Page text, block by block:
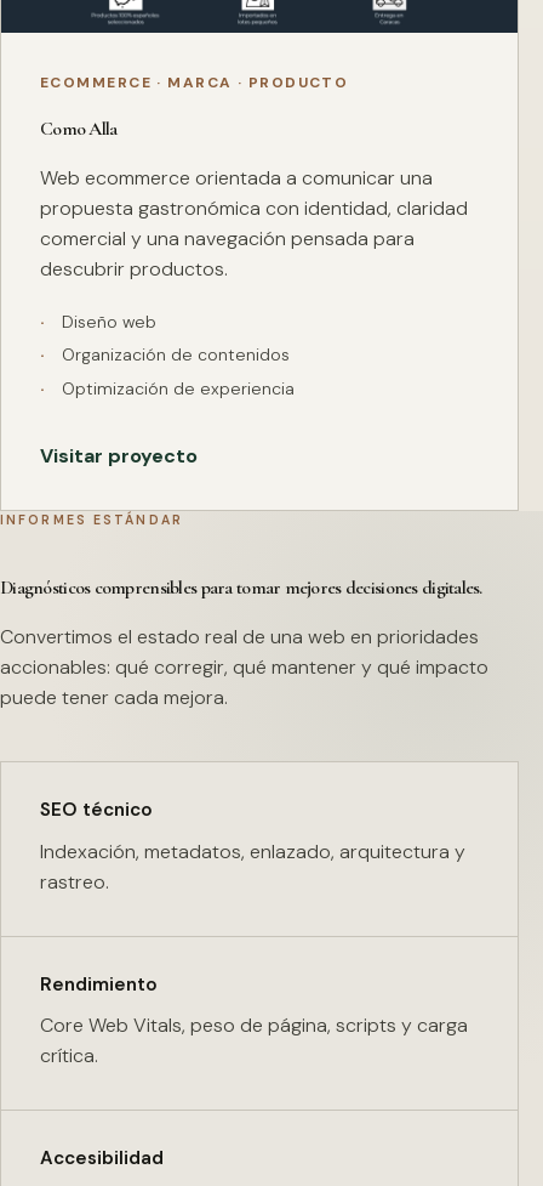
ECOMMERCE · MARCA · PRODUCTO
Como Alla
Web ecommerce orientada a comunicar una
propuesta gastronómica con identidad, claridad
comercial y una navegación pensada para
descubrir productos.
Diseño web
Organización de contenidos
Optimización de experiencia
Visitar proyecto
INFORMES ESTÁNDAR
Diagnósticos comprensibles para tomar mejores decisiones digitales.
Convertimos el estado real de una web en prioridades
accionables: qué corregir, qué mantener y qué impacto
puede tener cada mejora.
SEO técnico
Indexación, metadatos, enlazado, arquitectura y
rastreo.
Rendimiento
Core Web Vitals, peso de página, scripts y carga
crítica.
Accesibilidad